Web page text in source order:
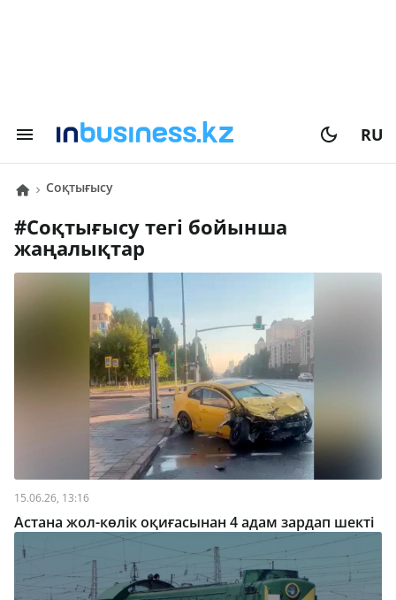
RU
соқтығысу
# соқтығысу тегі бойынша
жаңалықтар
15.06.26, 13:16
Астана жол-көлік оқиғасынан 4 адам зардап шекті